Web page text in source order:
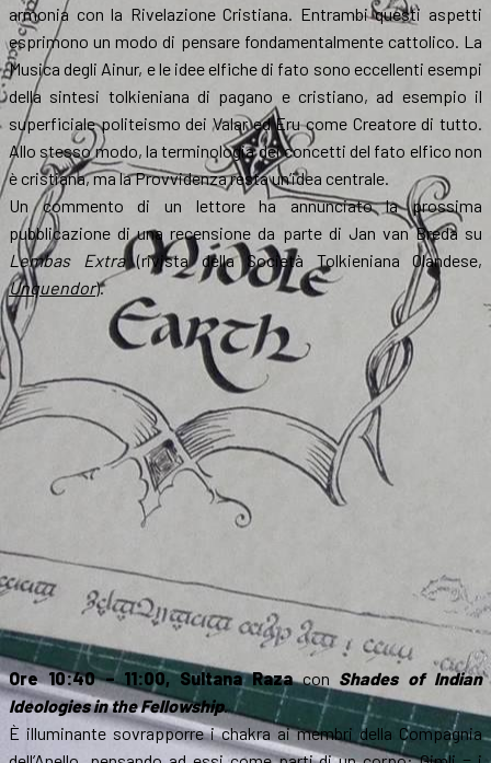
armonia con la Rivelazione Cristiana. Entrambi questi aspetti
esprimono un modo di pensare fondamentalmente cattolico. La
Musica degli Ainur, e le idee elfiche di fato sono eccellenti esempi
della sintesi tolkieniana di pagano e cristiano, ad esempio il
superficiale politeismo dei Valar ed Eru come Creatore di tutto.
Allo stesso modo, la terminologia dei concetti del fato elfico non
è cristiana, ma la Provvidenza resta un’idea centrale.
Un commento di un lettore ha annunciato la prossima
pubblicazione di una recensione da parte di Jan van Breda su
Lembas Extra(rivista della Società Tolkieniana Olandese,
Unquendor).
Ore 10:40 – 11:00, Sultana Razacon Shades of Indian
Ideologies in the Fellowship.
È illuminante sovrapporre i chakra ai membri della Compagnia